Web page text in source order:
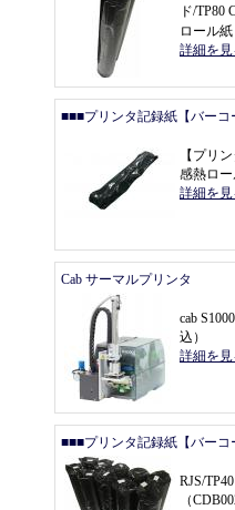
ド/TP80
ロール紙
詳細を
■■■プリンタ記録紙【バー
【 プリ
感熱ロ
詳細を
Cab サーマルプリンタ
cab S1000
込 ）
詳細を
■■■プリンタ記録紙【バー
RJS/
（